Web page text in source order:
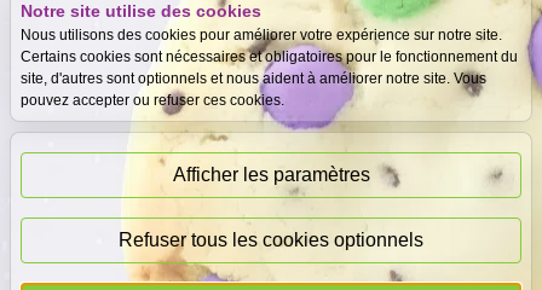
Notre site utilise des cookies
Nous utilisons des cookies pour améliorer votre expérience sur notre site.
Certains cookies sont nécessaires et obligatoires pour le fonctionnement du
site, d'autres sont optionnels et nous aident à améliorer notre site. Vous
pouvez accepter ou refuser ces cookies.
Afficher les paramètres
Refuser tous les cookies optionnels
Expertise
gratuite
Meilleurs prix
garantis
Paiement
immédiat